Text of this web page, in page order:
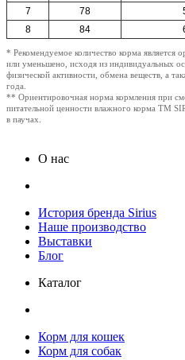
7
78
8
84
* Рекомендуемое количество корма
или уменьшено, исходя из индивидуальных
физической активности, обмена веществ, а
года.
** Ориентировочная норма кормления при
питательной ценности влажного корма ТМ
в паучах.
О нас
История бренда Sirius
Наше производство
Выставки
Блог
Каталог
Корм для кошек
Корм для собак